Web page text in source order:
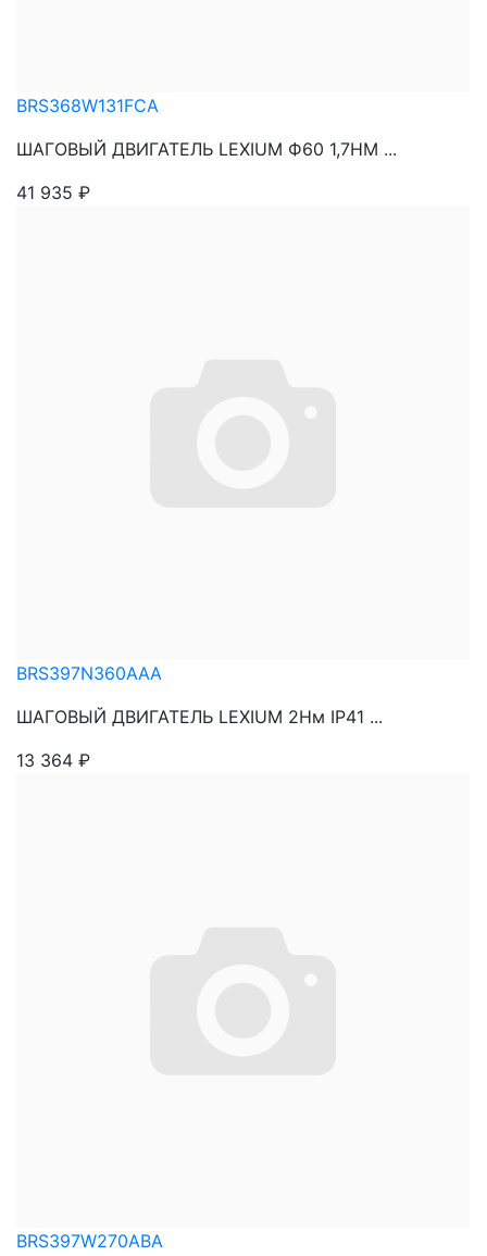
BRS368W131FCA
ШАГОВЫЙ ДВИГАТЕЛЬ LEXIUM Ф60 1,7НМ ...
41 935 ₽
BRS397N360AAA
ШАГОВЫЙ ДВИГАТЕЛЬ LEXIUM 2Нм IP41 ...
13 364 ₽
BRS397W270ABA